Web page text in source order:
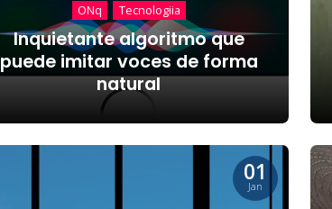
ONq Tecnologiia
Inquietante algoritmo que
puede imitar voces de forma
natural
01
Jan